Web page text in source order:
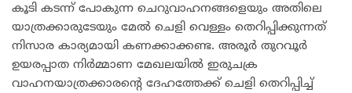
കൂടി കടന്ന് പോകുന്ന ചെറുവാഹനങ്ങളെയും അതിലെ
യാത്രക്കാരുടേയും മേൽ ചെളി വെള്ളം തെറിപ്പിക്കുന്നത്
നിസാര കാര്യമായി കണക്കാക്കണ്ട. അരൂർ തുറവൂർ
ഉയരപ്പാത നിർമ്മാണ മേഖലയിൽ ഇരുചക്ര
വാഹനയാത്രക്കാരന്റെ ദേഹത്തേക്ക് ചെളി തെറിപ്പിച്ച്